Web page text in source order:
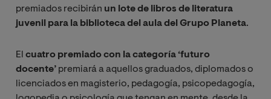
premiados recibirán un lote de libros de literatura
juvenil para la biblioteca del aula del Grupo Planeta.
El cuatro premiado con la categoría ‘futuro
docente’ premiará a aquellos graduados, diplomados o
licenciados en magisterio, pedagogía, psicopedagogía,